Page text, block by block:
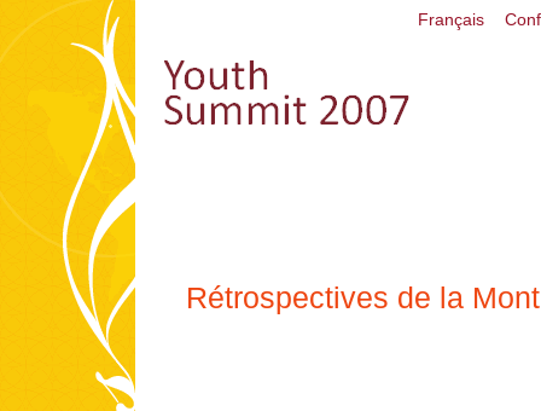
Français
Rétrospectives de la